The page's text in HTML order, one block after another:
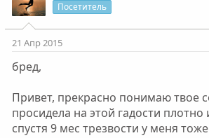
т
ы
й
г
т
ы
й
г
Посетитель
21 Апр 2015
бред,
Привет, прекрасно понимаю твое
просидела на этой гадости плотно
спустя 9 мес трезвости у меня